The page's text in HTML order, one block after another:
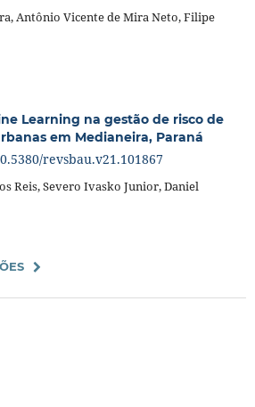
Antônio Vicente de Mira Neto, Filipe
Learning na gestão de risco de
em Medianeira, Paraná
revsbau.v21.101867
Reis, Severo Ivasko Junior, Daniel